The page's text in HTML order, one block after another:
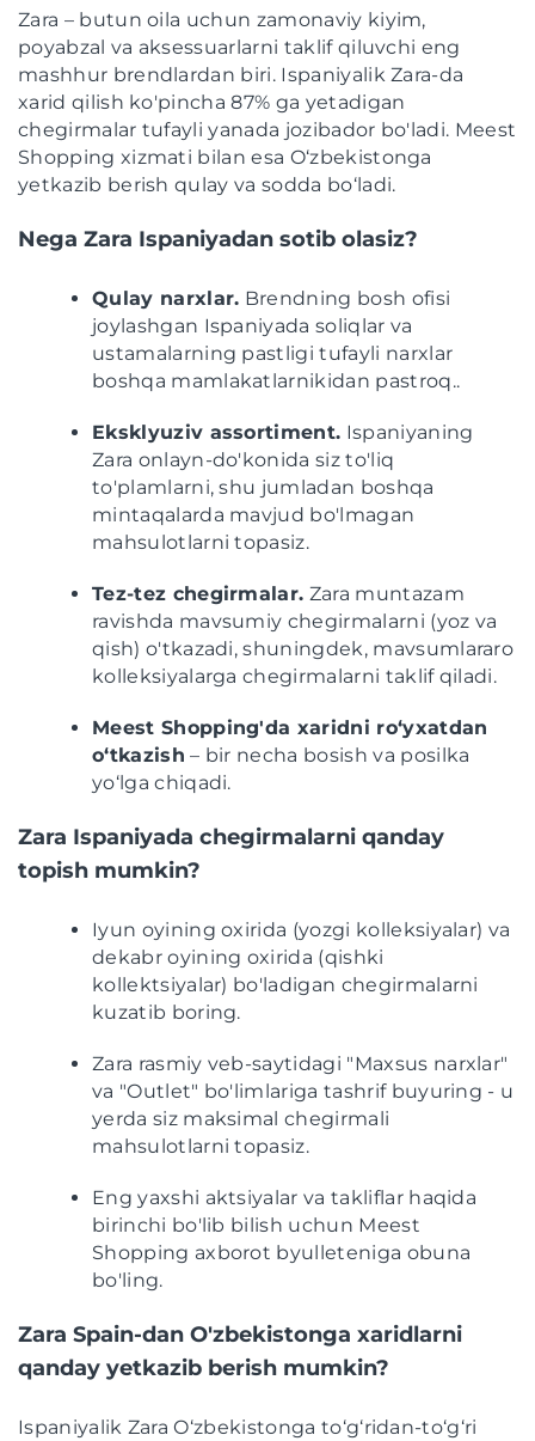
Zara – butun oila uchun zamonaviy kiyim,
poyabzal va aksessuarlarni taklif qiluvchi eng
mashhur brendlardan biri. Ispaniyalik Zara-da
xarid qilish ko'pincha 87% ga yetadigan
chegirmalar tufayli yanada jozibador bo'ladi. Meest
Shopping xizmati bilan esa O‘zbekistonga
yetkazib berish qulay va sodda bo‘ladi.
Nega Zara Ispaniyadan sotib olasiz?
Qulay narxlar. Brendning bosh ofisi
joylashgan Ispaniyada soliqlar va
ustamalarning pastligi tufayli narxlar
boshqa mamlakatlarnikidan pastroq..
Eksklyuziv assortiment. Ispaniyaning
Zara onlayn-do'konida siz to'liq
to'plamlarni, shu jumladan boshqa
mintaqalarda mavjud bo'lmagan
mahsulotlarni topasiz.
Tez-tez chegirmalar. Zara muntazam
ravishda mavsumiy chegirmalarni (yoz va
qish) o'tkazadi, shuningdek, mavsumlararo
kolleksiyalarga chegirmalarni taklif qiladi.
Meest Shopping'da xaridni ro‘yxatdan
o‘tkazish – bir necha bosish va posilka
yo‘lga chiqadi.
Zara Ispaniyada chegirmalarni qanday
topish mumkin?
Iyun oyining oxirida (yozgi kolleksiyalar) va
dekabr oyining oxirida (qishki
kollektsiyalar) bo'ladigan chegirmalarni
kuzatib boring.
Zara rasmiy veb-saytidagi "Maxsus narxlar"
va "Outlet" bo'limlariga tashrif buyuring - u
yerda siz maksimal chegirmali
mahsulotlarni topasiz.
Eng yaxshi aktsiyalar va takliflar haqida
birinchi bo'lib bilish uchun Meest
Shopping axborot byulleteniga obuna
bo'ling.
Zara Spain-dan O'zbekistonga xaridlarni
qanday yetkazib berish mumkin?
Ispaniyalik Zara O‘zbekistonga to‘g‘ridan-to‘g‘ri